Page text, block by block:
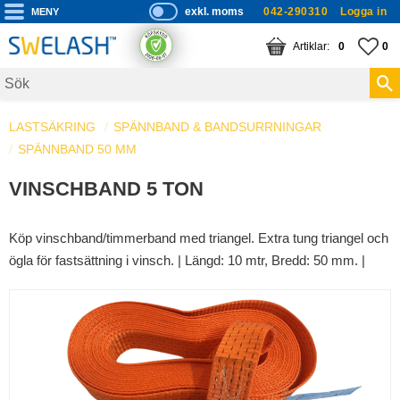
Meny
P
ri
s
s
exkl. moms 042-290310 Logga in
0
KUNDVAGN
ANTAL 0
LASTSÄKRING
SPÄNNBAND & BANDSURRNINGAR
SPÄNNBAND 50 MM
VINSCHBAND 5 TON
Köp vinschband/timmerband med triangel. Extra tung triangel och
ögla för fastsättning i vinsch. | Längd: 10 mtr, Bredd: 50 mm. |